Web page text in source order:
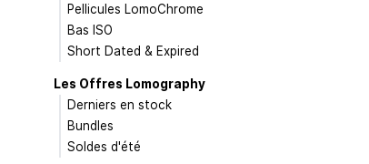
Pellicules LomoChrome
Bas ISO
Short Dated & Expired
Les Offres Lomography
Derniers en stock
Bundles
Soldes d'été